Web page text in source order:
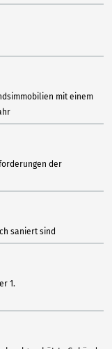
mit einem
der
saniert sind
1.